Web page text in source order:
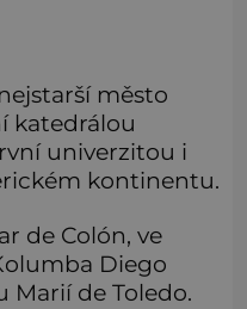
město
katedrálou
univerzitou i
kontinentu.
de Colón, ve
Diego
Marií de Toledo.